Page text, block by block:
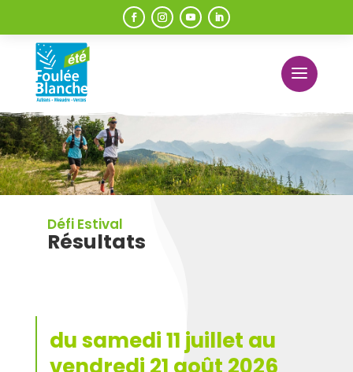
Défi Estival
Résultats
du samedi 11 juillet au
vendredi 21 août 2026